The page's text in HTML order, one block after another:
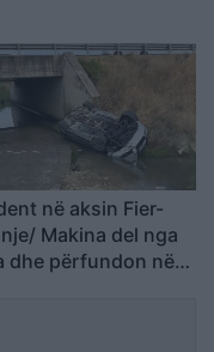
në aksin Fier-
Makina del nga
dhe përfundon në